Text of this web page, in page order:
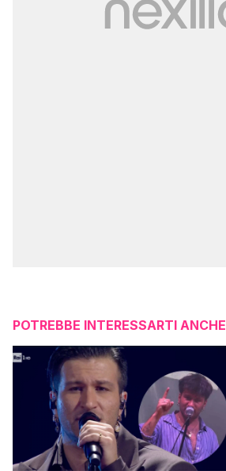
POTREBBE INTERESSARTI ANCHE